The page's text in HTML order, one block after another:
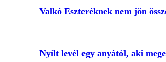
Valkó Eszteréknek nem jön
Nyílt levél egy anyától, aki